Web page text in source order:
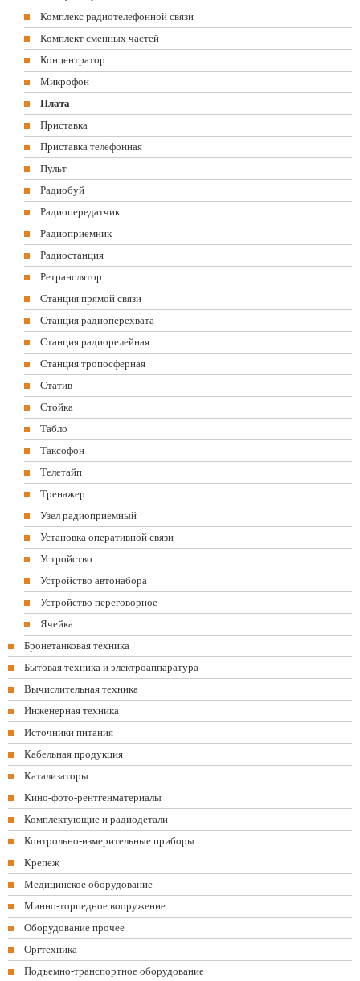
Комплекс радиотелефонной связи
Комплект сменных частей
Концентратор
Микрофон
Плата
Приставка
Приставка телефонная
Пульт
Радиобуй
Радиопередатчик
Радиоприемник
Радиостанция
Ретранслятор
Станция прямой связи
Станция радиоперехвата
Станция радиорелейная
Станция тропосферная
Статив
Стойка
Табло
Таксофон
Телетайп
Тренажер
Узел радиоприемный
Установка оперативной связи
Устройство
Устройство автонабора
Устройство переговорное
Ячейка
Бронетанковая техника
Бытовая техника и электроаппаратура
Вычислительная техника
Инженерная техника
Источники питания
Кабельная продукция
Катализаторы
Кино-фото-рентгенматериалы
Комплектующие и радиодетали
Контрольно-измерительные приборы
Крепеж
Медицинское оборудование
Минно-торпедное вооружение
Оборудование прочее
Оргтехника
Подъемно-транспортное оборудование